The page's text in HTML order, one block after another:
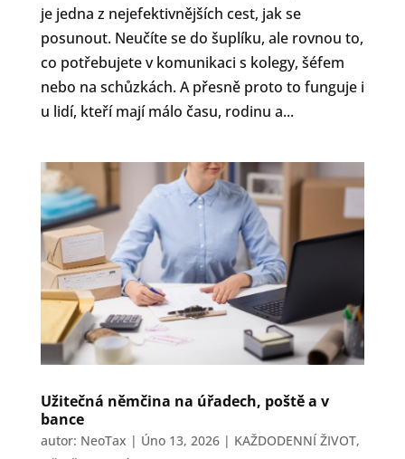
je jedna z nejefektivnějších cest, jak se
posunout. Neučíte se do šuplíku, ale rovnou to,
co potřebujete v komunikaci s kolegy, šéfem
nebo na schůzkách. A přesně proto to funguje i
u lidí, kteří mají málo času, rodinu a...
Užitečná němčina na úřadech, poště a v
bance
autor: NeoTax | Úno 13, 2026| KAŽDODENNÍ ŽIVOT,